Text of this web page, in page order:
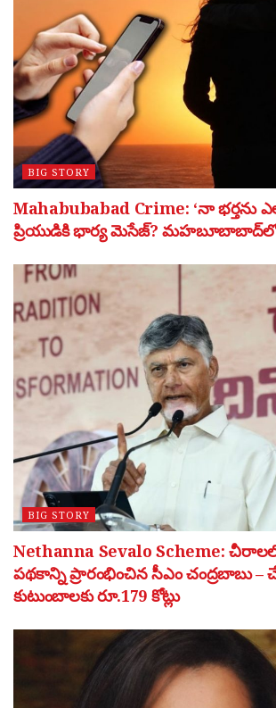
BIG STORY
Mahabubabad Crime: ‘నా భర్తను
ప్రియుడికి భార్య మెసేజ్? మహబూబాబాద్‌లో
BIG STORY
Nethanna Sevalo Scheme:
పథకాన్ని ప్రారంభించిన సీఎం చంద్రబాబు –
కుటుంబాలకు రూ.179 కోట్లు